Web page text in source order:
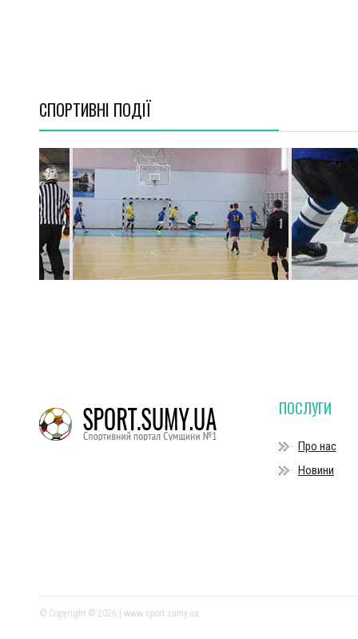
СПОРТИВНI ПОДІЇ
ПОСЛУГИ
Про нас
Новини
© Copyright © 2026 | www.sport.sumy.ua